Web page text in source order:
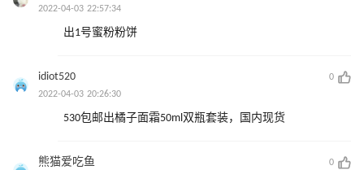
2022-04-03 22:57:34
出1号蜜粉粉饼
idiot520
0
2022-04-03 20:26:30
530包邮出橘子面霜50ml双瓶套装，国内现货
熊猫爱吃鱼
0